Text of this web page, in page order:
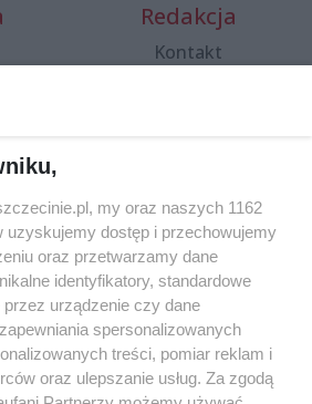
Redakcja
Kontakt
Specjalny koncert z okazji
20. urodzin portalu
wSzczecinie.pl
Regulamin konkursów
śniadaniówka "Hej
Szczecin! Jest piątek!"
my oraz naszych 1162
uzyskujemy dostęp i przechowujemy
oraz przetwarzamy dane
identyfikatory, standardowe
przez urządzenie czy dane
spersonalizowanych
treści, pomiar reklam i
oraz ulepszanie usług. Za zgodą